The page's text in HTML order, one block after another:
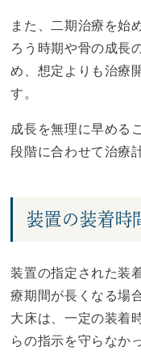
また、二期治療を始
ろう時期や骨の成長
め、想定よりも治療
す。
成長を無理に早める
段階に合わせて治療
装置の装着時
装置の指定された装
療期間が長くなる場
大床は、一定の装着
らの指示を守らなか